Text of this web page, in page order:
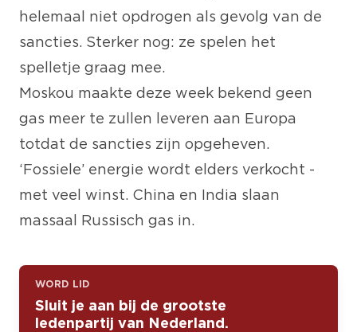
helemaal niet opdrogen als gevolg van de
sancties. Sterker nog: ze spelen het
spelletje graag mee.
Moskou maakte deze week bekend geen
gas meer te zullen leveren aan Europa
totdat de sancties zijn opgeheven.
‘Fossiele’ energie wordt elders verkocht -
met veel winst. China en India slaan
massaal Russisch gas in.
WORD LID
Sluit je aan bij de grootste
ledenpartij van Nederland.